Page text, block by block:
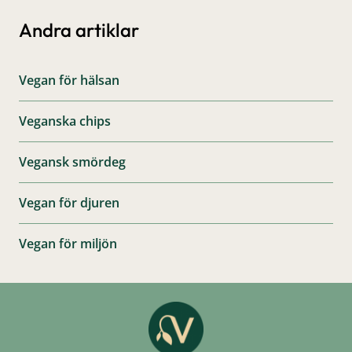
Andra artiklar
Vegan för hälsan
Veganska chips
Vegansk smördeg
Vegan för djuren
Vegan för miljön